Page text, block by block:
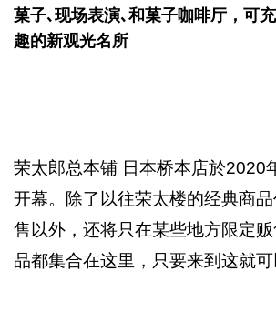
菓子､现场表演､和菓子咖啡厅，可
趣的新观光名所
荣太郎总本铺 日本桥本店於2020
开幕。除了以往荣太楼的经典商
售以外，还将只在某些地方限定
品都集合在这里，只要来到这就可